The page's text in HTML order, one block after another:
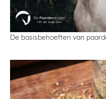
De basisbehoeften van